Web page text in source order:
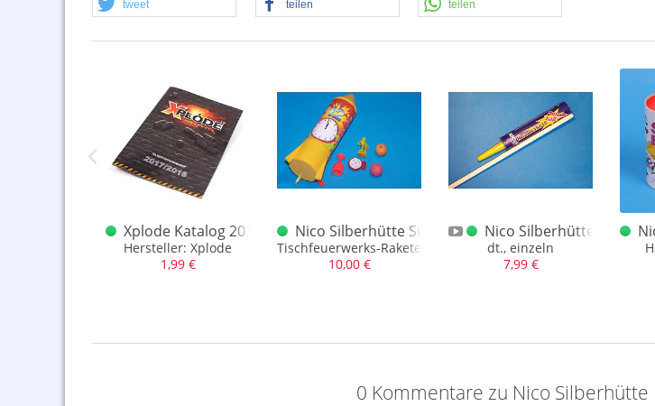
tweet teilen teilen
Knallbonbons Schachtel Franz. Blatt
Xplode Katalog 2017/2018
Hersteller: Xplode
1,99 €
Nico Silberhütte Silvesterschuss
Tischfeuerwerks-Rakete, dt.
10,00 €
Nico Silberhütte
dt., einzeln
7,99 €
0 Kommentare zu Nico Silberhütte